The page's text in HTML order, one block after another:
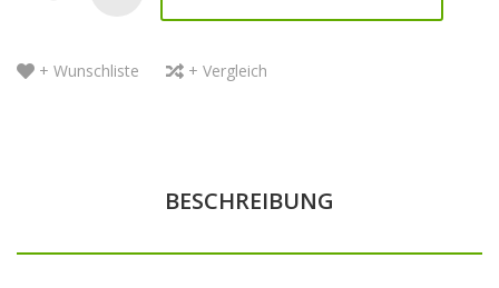
+ Wunschliste + Vergleich
BESCHREIBUNG